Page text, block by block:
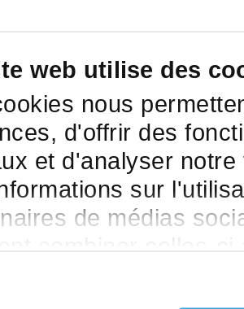
web utilise des
nous
d'offrir des
et d'analyser
sur
de médias